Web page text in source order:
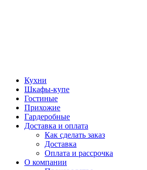
Кухни
Шкафы-купе
Гостиные
Прихожие
Гардеробные
Доставка и оплата
Как сделать заказ
Доставка
Оплата и рассрочка
О компании